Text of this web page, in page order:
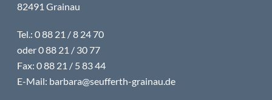
82491 Grainau
Tel.: 0 88 21 / 8 24 70
oder 0 88 21 / 30 77
Fax: 0 88 21 / 5 83 44
E-Mail: barbara@seufferth-grainau.de